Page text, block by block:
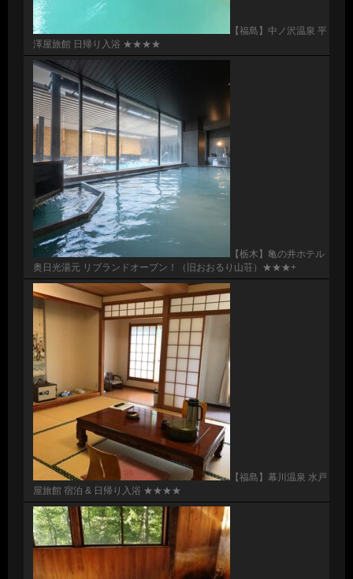
【福島】中ノ沢温泉 平
澤屋旅館 日帰り入浴 ★★★★
【栃木】亀の井ホテル
奥日光湯元 リブランドオープン！（旧おおるり山荘）★★★+
【福島】幕川温泉 水戸
屋旅館 宿泊 & 日帰り入浴 ★★★★